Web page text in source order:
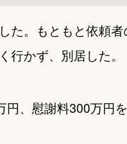
た。もともと依頼
行かず、別居した。
、慰謝料300万円